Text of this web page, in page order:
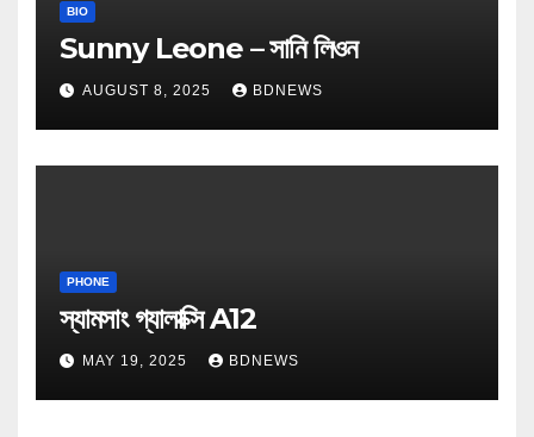
BIO
Sunny Leone – সানি লিওন
AUGUST 8, 2025 BDNEWS
PHONE
স্যামসাং গ্যালাক্সি A12
MAY 19, 2025 BDNEWS